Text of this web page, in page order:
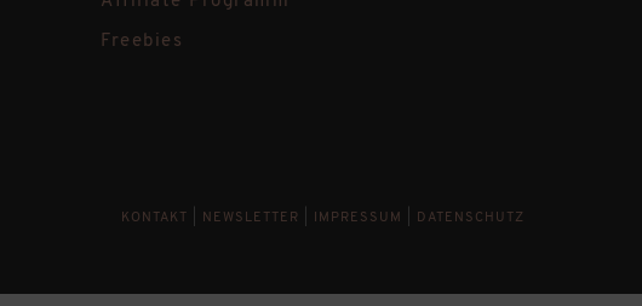
Freebies
KONTAKT NEWSLETTER IMPRESSUM DATENSCHUTZ